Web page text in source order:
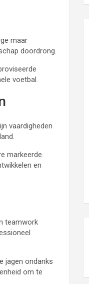
maar
doordrong.
voetbal.
vaardigheden
markeerde.
en
teamwork
jagen ondanks
om te